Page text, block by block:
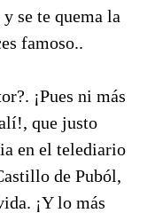
se te quema la
famoso..
¡Pues ni más
que justo
en el telediario
de Puból,
¡Y lo más